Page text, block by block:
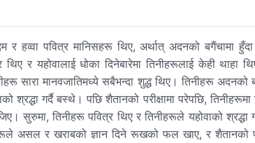
र हव्‍वा पवित्र मानिसहरू थिए, अर्थात् अदनको बगैंचामा
थिए र यहोवालाई धोका दिनेबारेमा तिनीहरूलाई केही थाहा
सारा मानवजातिमध्ये सबैभन्दा शुद्ध थिए। तिनीहरू अदनको
श्रद्धा गर्दै बस्थे। पछि शैतानको परीक्षामा परेपछि, तिनीहरूमा
सुरुमा, तिनीहरू पवित्र थिए र तिनीहरूले यहोवाको श्रद्धा
असल र खराबको ज्ञान दिने रूखको फल खाए, र शैतानको